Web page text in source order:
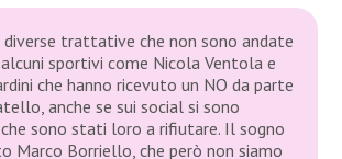
diverse trattative che non sono andate
sportivi come Nicola Ventola e
che hanno ricevuto un NO da parte
anche se sui social si sono
sono stati loro a rifiutare. Il sogno
Marco Borriello, che però non siamo